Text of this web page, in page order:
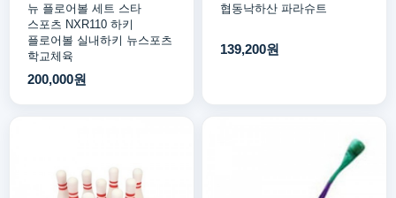
뉴 플로어볼 세트 스타
스포츠 NXR110 하키
플로어볼 실내하키 뉴스포츠
학교체육
200,000원
협동낙하산 파라슈트
139,200원